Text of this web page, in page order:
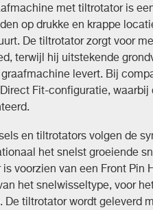
met tiltrotator is
op drukke en krappe
De tiltrotator zorgt voor
terwijl hij uitstekende
levert. Bij
Fit-configuratie,
en tiltrotators volgen de
het snelst groeiende
voorzien van een Front Pin
het snelwisseltype, voor
De tiltrotator wordt geleverd